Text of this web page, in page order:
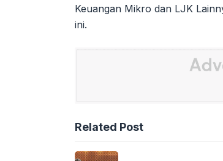
Keuangan Mikro dan LJK
ini.
Related Post